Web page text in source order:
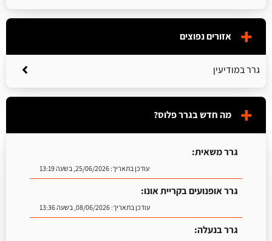
אזורים נפוצים
גרר במודיעין
מה חדש בגרר פלוס?
גרר משאית:
עודכן בתאריך:25/06/2026, בשעה 13:19
גרר אופנועים בקריית אונו:
עודכן בתאריך:08/06/2026, בשעה 13:36
גרר בנעלה: